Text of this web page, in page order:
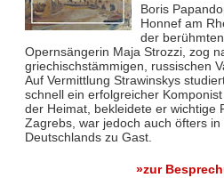
Boris
Honnef am
der
Opernsängerin Maja Strozzi, zog
griechischstämmigen, russischen
Auf Vermittlung Strawinskys
schnell ein erfolgreicher
der Heimat, bekleidete er wichtige
Zagrebs, war jedoch auch öfters in
Deutschlands zu Gast.
»zur